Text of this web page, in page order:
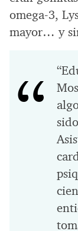
omega-3,
mayor… y